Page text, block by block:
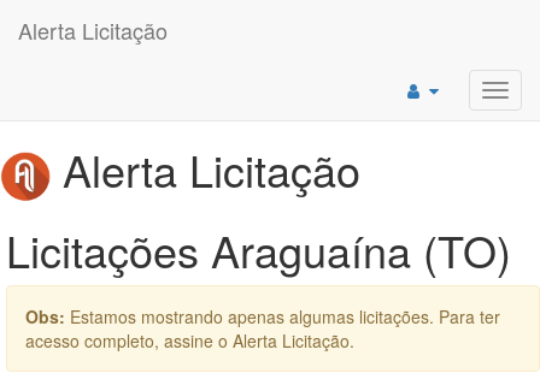
Alerta Licitação
Alerta Licitação
Licitações Araguaína (TO)
Obs: Estamos mostrando apenas algumas licitações. Para ter
acesso completo, assine o Alerta Licitação.